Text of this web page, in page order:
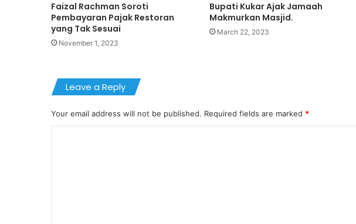
Faizal Rachman Soroti
Pembayaran Pajak Restoran
yang Tak Sesuai
November 1, 2023
Bupati Kukar Ajak Jamaah
Makmurkan Masjid.
March 22, 2023
Leave a Reply
Your email address will not be published. Required fields are marked *